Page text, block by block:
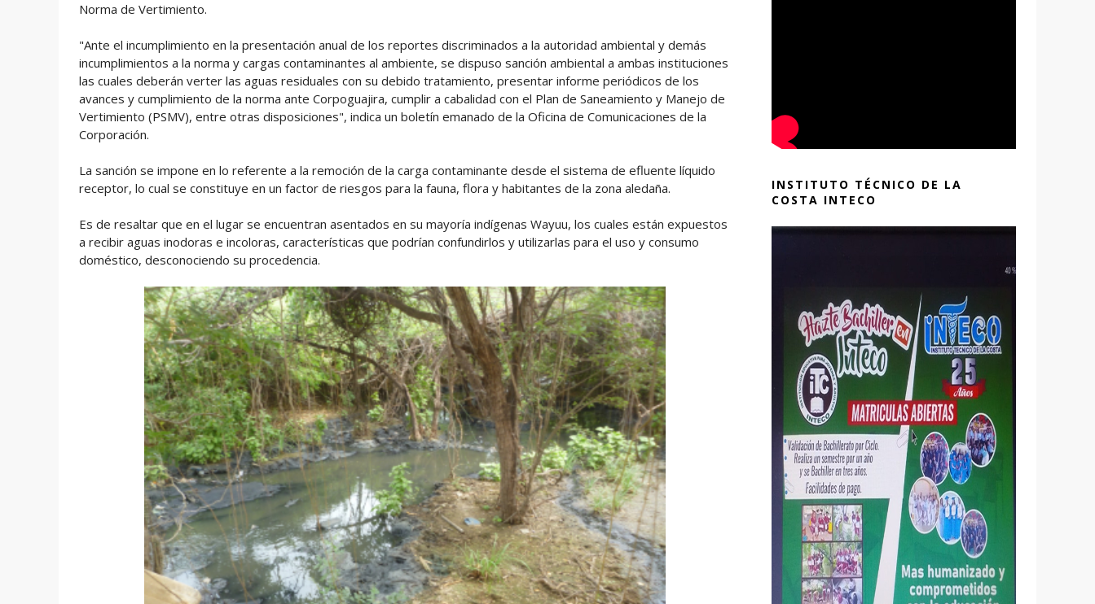
Norma de Vertimiento.
"Ante el incumplimiento en la presentación anual de los reportes discriminados a la autoridad ambiental y demás
incumplimientos a la norma y cargas contaminantes al ambiente, se dispuso sanción ambiental a ambas instituciones
las cuales deberán verter las aguas residuales con su debido tratamiento, presentar informe periódicos de los
avances y cumplimiento de la norma ante Corpoguajira, cumplir a cabalidad con el Plan de Saneamiento y Manejo de
Vertimiento (PSMV), entre otras disposiciones", indica un boletín emanado de la Oficina de Comunicaciones de la
Corporación.
La sanción se impone en lo referente a la remoción de la carga contaminante desde el sistema de efluente líquido
receptor, lo cual se constituye en un factor de riesgos para la fauna, flora y habitantes de la zona aledaña.
Es de resaltar que en el lugar se encuentran asentados en su mayoría indígenas Wayuu, los cuales están expuestos
a recibir aguas inodoras e incoloras, características que podrían confundirlos y utilizarlas para el uso y consumo
doméstico, desconociendo su procedencia.
INSTITUTO TÉCNICO DE LA
COSTA INTECO